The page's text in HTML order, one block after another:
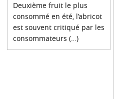
Deuxième fruit le plus
consommé en été, l’abricot
est souvent critiqué par les
consommateurs (…)